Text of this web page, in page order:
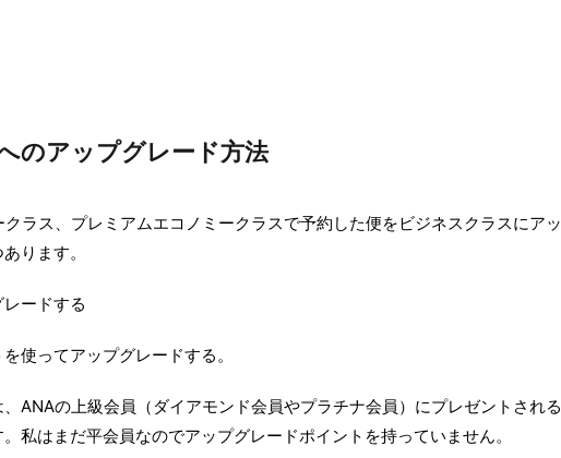
のアップグレード方法
ラス、プレミアムエコノミークラスで予約した便をビジネスクラスにアッ
ります。
ードする
使ってアップグレードする。
ANAの上級会員（ダイアモンド会員やプラチナ会員）にプレゼントされる
私はまだ平会員なのでアップグレードポイントを持っていません。